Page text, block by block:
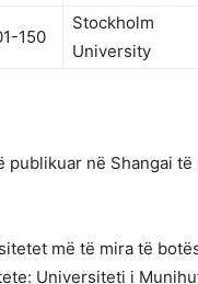
150
Stockholm
University
publikuar në Shangai të
më të mira të
Universiteti i